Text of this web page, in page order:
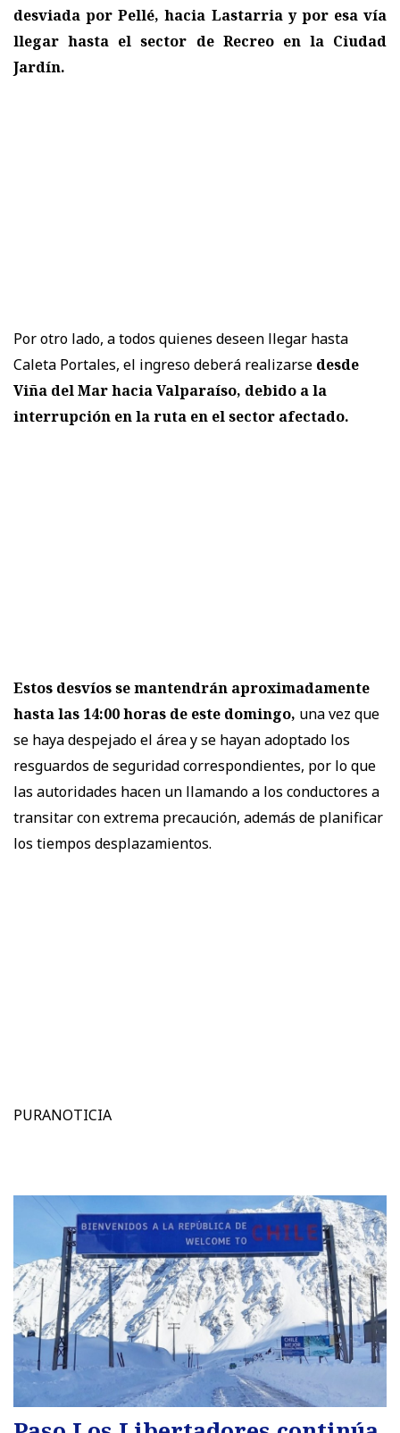
desviada por Pellé, hacia Lastarria y por esa vía
llegar hasta el sector de Recreo en la Ciudad
Jardín.
Por otro lado, a todos quienes deseen llegar hasta
Caleta Portales, el ingreso deberá realizarse desde
Viña del Mar hacia Valparaíso, debido a la
interrupción en la ruta en el sector afectado.
Estos desvíos se mantendrán aproximadamente
hasta las 14:00 horas de este domingo, una vez que
se haya despejado el área y se hayan adoptado los
resguardos de seguridad correspondientes, por lo que
las autoridades hacen un llamando a los conductores a
transitar con extrema precaución, además de planificar
los tiempos desplazamientos.
PURANOTICIA